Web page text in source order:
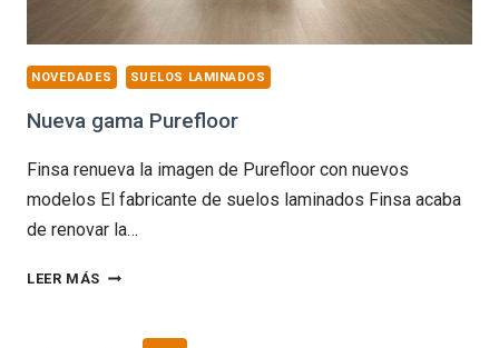
NOVEDADES SUELOS LAMINADOS
Nueva gama Purefloor
Finsa renueva la imagen de Purefloor con nuevos
modelos El fabricante de suelos laminados Finsa acaba
de renovar la…
LEER MÁS NUEVA
PUREFLOOR